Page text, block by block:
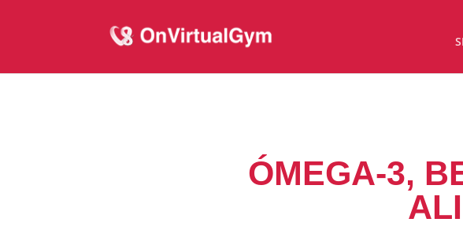
ÓMEGA-3,